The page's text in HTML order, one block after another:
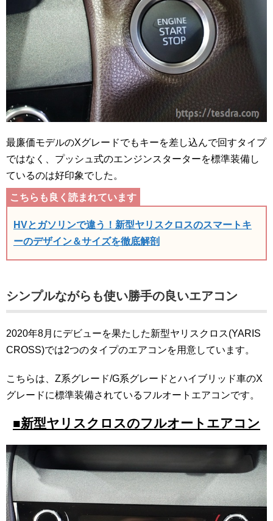
最廉価モデルのXグレードでもキーを差し込んで回すタイプ
ではなく、プッシュ式のエンジンスターターを標準装備し
ているのは好印象でした。
HVとガソリンで違う！新型ヤリスクロスのスマートキ
ーのデザイン＆サイズを徹底解剖
シンプルながらも使い勝手の良いエアコン
2020年8月にデビューを果たした新型ヤリスクロス(YARIS
CROSS)では2つのタイプのエアコンを用意しています。
こちらは、Z系グレード/G系グレードとハイブリッド車のX
グレードに標準装備されているフルオートエアコンです。
■新型ヤリスクロスのフルオートエアコン